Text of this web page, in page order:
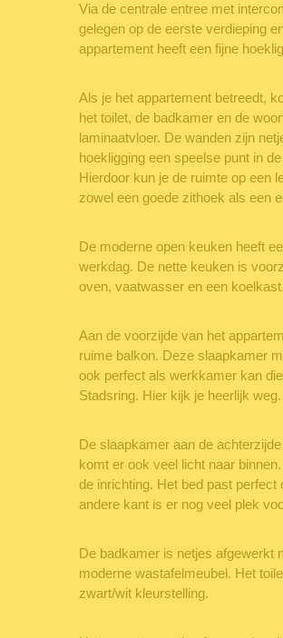
Via de centrale entree met
gelegen op de eerste verdieping
appartement heeft een fijne
Als je het appartement betreedt,
het toilet, de badkamer en de
laminaatvloer. De wanden zijn
hoekligging een speelse punt in
Hierdoor kun je de ruimte op een
zowel een goede zithoek als een
De moderne open keuken heeft
werkdag. De nette keuken is
oven, vaatwasser en een
Aan de voorzijde van het
ruime balkon. Deze slaapkamer
ook perfect als werkkamer kan
Stadsring. Hier kijk je heerlijk weg.
De slaapkamer aan de
komt er ook veel licht naar
de inrichting. Het bed past perfect
andere kant is er nog veel plek
De badkamer is netjes afgewerkt
moderne wastafelmeubel. Het
zwart/wit kleurstelling.